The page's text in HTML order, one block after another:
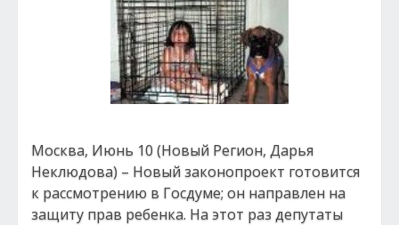
Москва, Июнь 10 (Новый Регион, Дарья
Неклюдова) – Новый законопроект готовится
к рассмотрению в Госдуме; он направлен на
защиту прав ребенка. На этот раз депутаты